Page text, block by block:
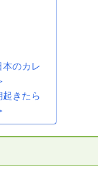
本のカレ
起きたら